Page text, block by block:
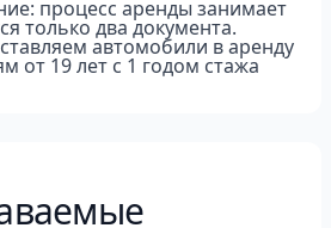
процесс аренды занимает
только два документа.
автомобили в аренду
от 19 лет с 1 годом стажа